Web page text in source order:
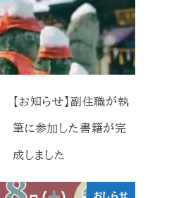
【お知らせ】副住職が執
筆に参加した書籍が完
成しました
おしらせ